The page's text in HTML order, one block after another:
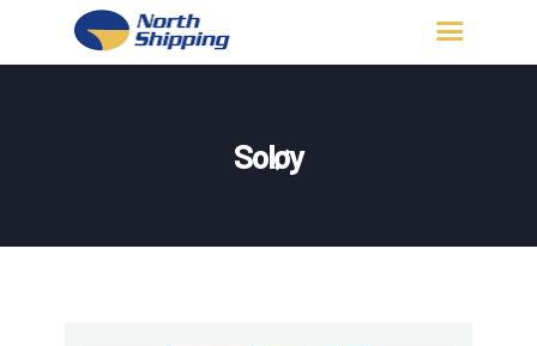
Soløy
KONTAKT OSS